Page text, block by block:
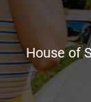
House of